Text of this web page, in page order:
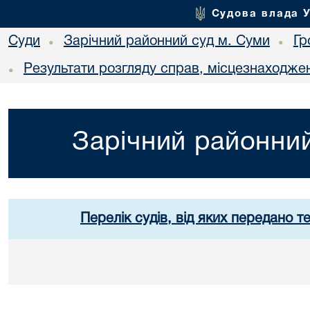
Судова влада
Суди • Зарічний районний суд м. Суми •
• Результати розгляду справ,
Зарічний
Перелік судів, від яких передано